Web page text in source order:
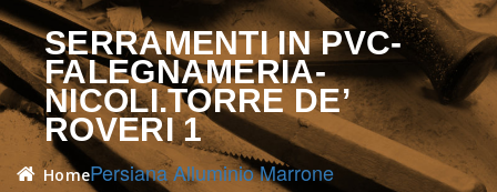
SERRAMENTI IN PVC-
FALEGNAMERIA-
NICOLI.TORRE DE’
ROVERI 1
HomePersiana Alluminio Marrone